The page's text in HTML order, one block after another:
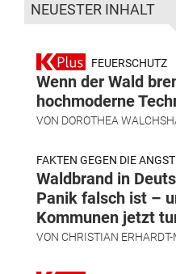
NEUESTER INHALT
FEUERSCHUTZ
Wenn der Wald
hochmoderne
VON DOROTHEA
FAKTEN GEGEN DIE
Waldbrand in
Panik falsch ist –
Kommunen jetzt
VON CHRISTIAN